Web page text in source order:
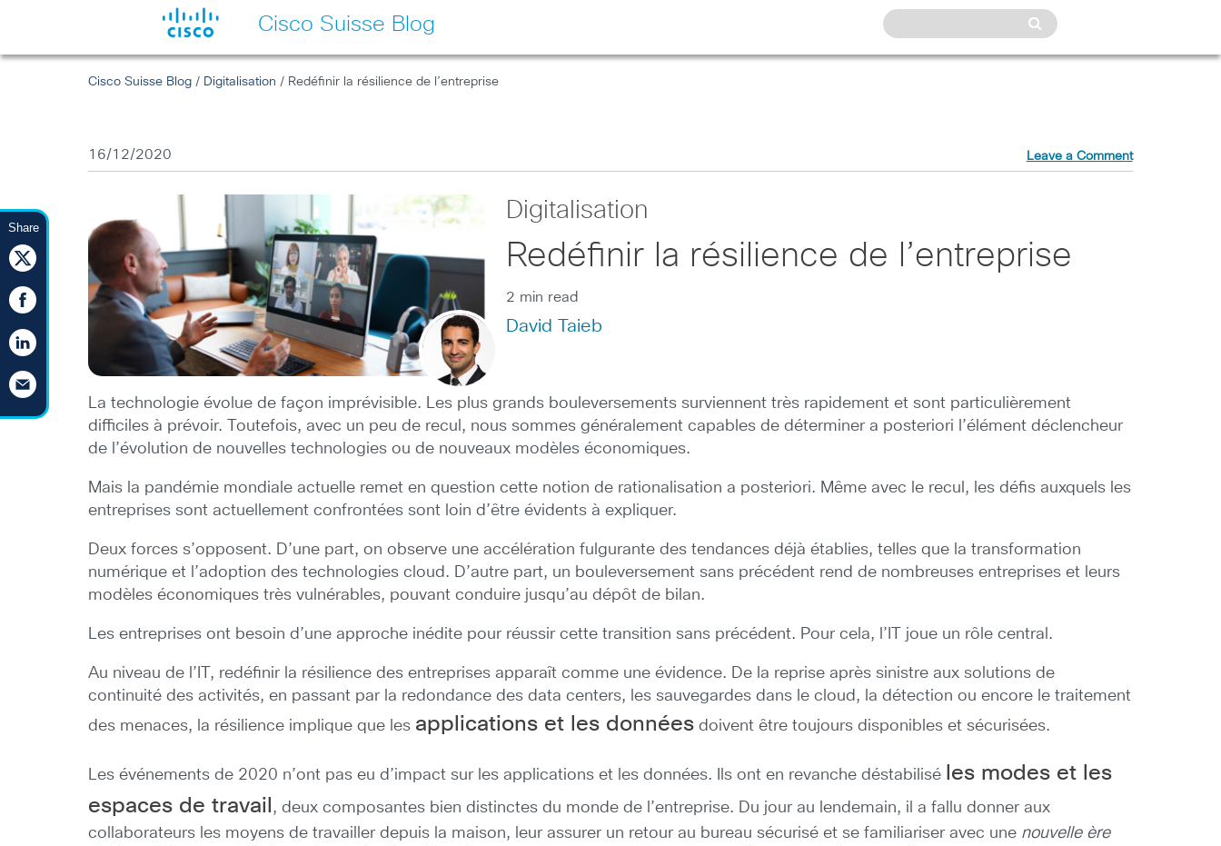
Cisco Suisse Blog
Share
Cisco Suisse Blog / Digitalisation / Redéfinir la résilience de l’entreprise
16/12/2020 Leave a Comment
Digitalisation
Redéfinir la résilience de l’entreprise
2 min read
David Taieb
La technologie évolue de façon imprévisible. Les plus grands bouleversements surviennent très rapidement et sont particulièrement
difficiles à prévoir. Toutefois, avec un peu de recul, nous sommes généralement capables de déterminer a posteriori l’élément déclencheur
de l’évolution de nouvelles technologies ou de nouveaux modèles économiques.
Mais la pandémie mondiale actuelle remet en question cette notion de rationalisation a posteriori. Même avec le recul, les défis auxquels les
entreprises sont actuellement confrontées sont loin d’être évidents à expliquer.
Deux forces s’opposent. D’une part, on observe une accélération fulgurante des tendances déjà établies, telles que la transformation
numérique et l’adoption des technologies cloud. D’autre part, un bouleversement sans précédent rend de nombreuses entreprises et leurs
modèles économiques très vulnérables, pouvant conduire jusqu’au dépôt de bilan.
Les entreprises ont besoin d’une approche inédite pour réussir cette transition sans précédent. Pour cela, l’IT joue un rôle central.
Au niveau de l’IT, redéfinir la résilience des entreprises apparaît comme une évidence. De la reprise après sinistre aux solutions de
continuité des activités, en passant par la redondance des data centers, les sauvegardes dans le cloud, la détection ou encore le traitement
des menaces, la résilience implique que les applications et les données doivent être toujours disponibles et sécurisées.
Les événements de 2020 n’ont pas eu d’impact sur les applications et les données. Ils ont en revanche déstabilisé
les modes et les
espaces de travail , deux composantes bien distinctes du monde de l’entreprise. Du jour au lendemain, il a fallu donner aux
collaborateurs les moyens de travailler depuis la maison, leur assurer un retour au bureau sécurisé et se familiariser avec une nouvelle ère